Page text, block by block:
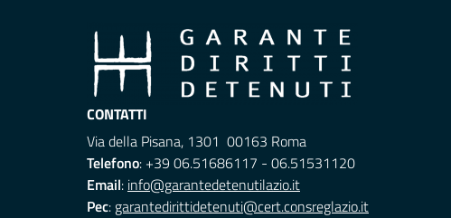
CONTATTI
Via della Pisana, 1301 00163 Roma
Telefono: +39 06.51686117 - 06.51531120
Email: info@garantedetenutilazio.it
Pec: garantedirittidetenuti@cert.consreglazio.it